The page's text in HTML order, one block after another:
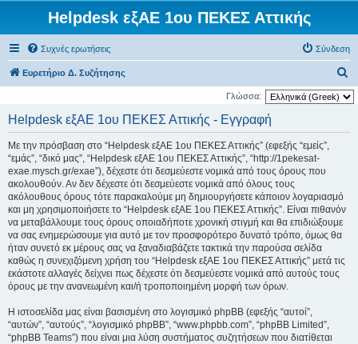
Helpdesk εξΑΕ 1ου ΠΕΚΕΣ Αττικής
Συχνές ερωτήσεις Σύνδεση
Ευρετήριο Δ. Συζήτησης
ν
Γλώσσα:
Helpdesk εξΑΕ 1ου ΠΕΚΕΣ Αττικής - Εγγραφή
Με την πρόσβαση στο “Helpdesk εξΑΕ 1ου ΠΕΚΕΣ Αττικής” (εφεξής “εμείς”,
“εμάς”, “δικό μας”, “Helpdesk εξΑΕ 1ου ΠΕΚΕΣ Αττικής”, “http://1pekesat-
exae.mysch.gr/exae”), δέχεστε ότι δεσμεύεστε νομικά από τους όρους που
ακολουθούν. Αν δεν δέχεστε ότι δεσμεύεστε νομικά από όλους τους
ακόλουθους όρους τότε παρακαλούμε μη δημιουργήσετε κάποιον λογαριασμό
και μη χρησιμοποιήσετε το “Helpdesk εξΑΕ 1ου ΠΕΚΕΣ Αττικής”. Είναι πιθανόν
να μεταβάλλουμε τους όρους οποιαδήποτε χρονική στιγμή και θα επιδιώξουμε
να σας ενημερώσουμε για αυτό με τον προσφορότερο δυνατό τρόπο, όμως θα
ήταν συνετό εκ μέρους σας να ξαναδιαβάζετε τακτικά την παρούσα σελίδα
καθώς η συνεχιζόμενη χρήση του “Helpdesk εξΑΕ 1ου ΠΕΚΕΣ Αττικής” μετά τις
εκάστοτε αλλαγές δείχνει πως δέχεστε ότι δεσμεύεστε νομικά από αυτούς τους
όρους με την ανανεωμένη και/ή τροποποιημένη μορφή των όρων.
Η ιστοσελίδα μας είναι βασισμένη στο λογισμικό phpBB (εφεξής “αυτοί”,
“αυτών”, “αυτούς”, “λογισμικό phpBB”, “www.phpbb.com”, “phpBB Limited”,
“phpBB Teams”) που είναι μια λύση συστήματος συζητήσεων που διατίθεται